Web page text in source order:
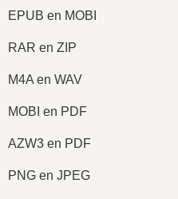
EPUB en MOBI
RAR en ZIP
M4A en WAV
MOBI en PDF
AZW3 en PDF
PNG en JPEG